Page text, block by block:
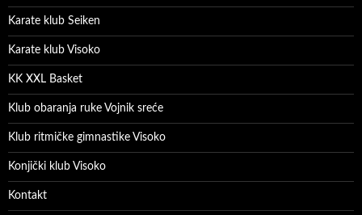
Karate klub Seiken
Karate klub Visoko
KK XXL Basket
Klub obaranja ruke Vojnik sreće
Klub ritmičke gimnastike Visoko
Konjički klub Visoko
Kontakt